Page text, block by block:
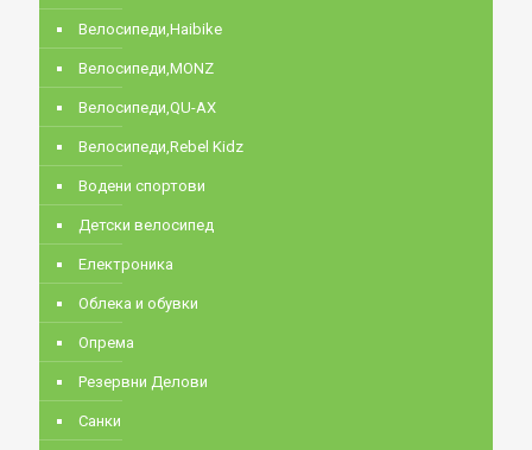
Велосипеди,Haibike
Велосипеди,MONZ
Велосипеди,QU-AX
Велосипеди,Rebel Kidz
Водени спортови
Детски велосипед
Електроника
Облека и обувки
Опрема
Резервни Делови
Санки